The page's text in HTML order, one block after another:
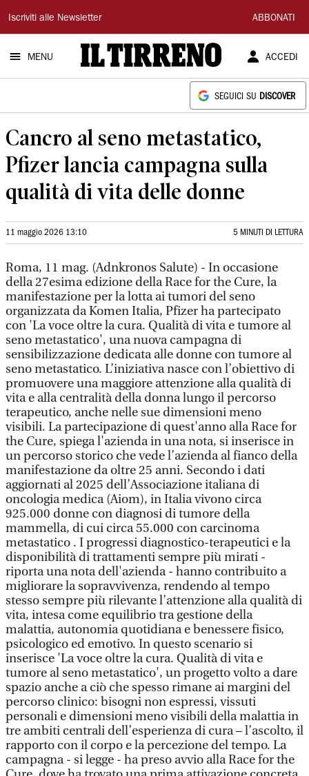
Il
Tirreno
Iscriviti alle Newsletter ABBONATI
MENU ACCEDI
SEGUICI SU DISCOVER
Cancro al seno metastatico,
Pfizer lancia campagna sulla
qualità di vita delle donne
11 maggio 2026 13:10 5 MINUTI DI LETTURA
Roma, 11 mag. (Adnkronos Salute) - In occasione
della 27esima edizione della Race for the Cure, la
manifestazione per la lotta ai tumori del seno
organizzata da Komen Italia, Pfizer ha partecipato
con 'La voce oltre la cura. Qualità di vita e tumore al
seno metastatico', una nuova campagna di
sensibilizzazione dedicata alle donne con tumore al
seno metastatico. L’iniziativa nasce con l’obiettivo di
promuovere una maggiore attenzione alla qualità di
vita e alla centralità della donna lungo il percorso
terapeutico, anche nelle sue dimensioni meno
visibili. La partecipazione di quest'anno alla Race for
the Cure, spiega l'azienda in una nota, si inserisce in
un percorso storico che vede l’azienda al fianco della
manifestazione da oltre 25 anni. Secondo i dati
aggiornati al 2025 dell’Associazione italiana di
oncologia medica (Aiom), in Italia vivono circa
925.000 donne con diagnosi di tumore della
mammella, di cui circa 55.000 con carcinoma
metastatico . I progressi diagnostico-terapeutici e la
disponibilità di trattamenti sempre più mirati -
riporta una nota dell'azienda - hanno contribuito a
migliorare la sopravvivenza, rendendo al tempo
stesso sempre più rilevante l’attenzione alla qualità di
vita, intesa come equilibrio tra gestione della
malattia, autonomia quotidiana e benessere fisico,
psicologico ed emotivo. In questo scenario si
inserisce 'La voce oltre la cura. Qualità di vita e
tumore al seno metastatico', un progetto volto a dare
spazio anche a ciò che spesso rimane ai margini del
percorso clinico: bisogni non espressi, vissuti
personali e dimensioni meno visibili della malattia in
tre ambiti centrali dell’esperienza di cura – l’ascolto, il
rapporto con il corpo e la percezione del tempo. La
campagna - si legge - ha preso avvio alla Race for the